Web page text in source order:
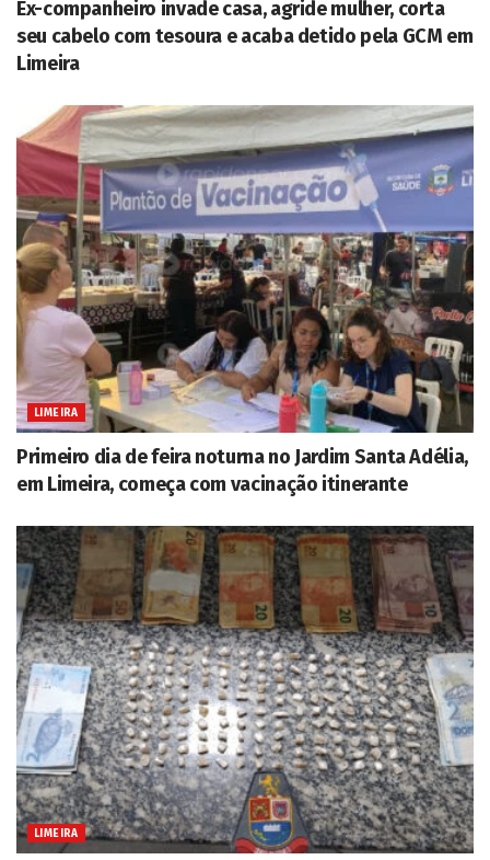
Ex-companheiro invade casa, agride mulher, corta
seu cabelo com tesoura e acaba detido pela GCM em
Limeira
LIMEIRA
Primeiro dia de feira noturna no Jardim Santa Adélia,
em Limeira, começa com vacinação itinerante
LIMEIRA